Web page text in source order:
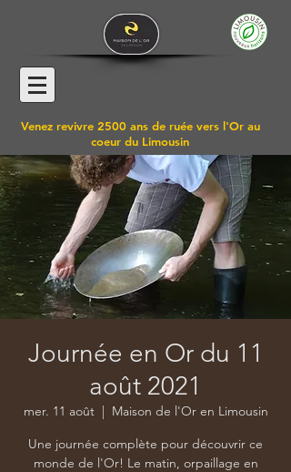
Venez revivre 2500 ans de ruée vers l'Or au
coeur du Limousin
Journée en Or du 11
août 2021
mer. 11 août
  |
Maison de l'Or en Limousin
Une journée complète pour découvrir ce
monde de l'Or! Le matin, orpaillage en